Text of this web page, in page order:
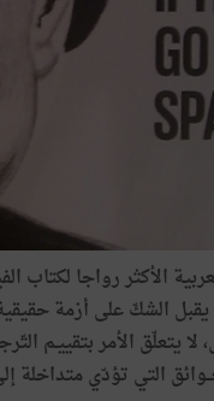
الأكثررواجا لكتاب
يقبل الشكّعلى أزمة
لا يتعلّق الأمربتقييـم
التي تؤدّي متداخلة